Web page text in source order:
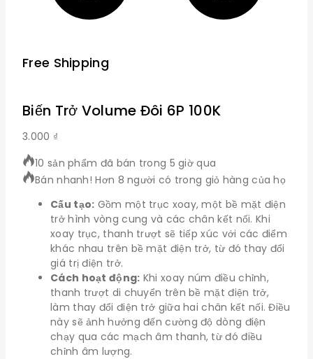
Free Shipping
Biến Trở Volume Đôi 6P 100K
3.000 ₫
10 sản phẩm đã bán trong 5 giờ qua
Bán nhanh! Hơn 8 người có trong giỏ hàng của họ
Cấu tạo: Gồm một trục xoay, một bề mặt điện
trở hình vòng cung và các chân kết nối. Khi
xoay trục, thanh trượt sẽ tiếp xúc với các điểm
khác nhau trên bề mặt điện trở, từ đó thay đổi
giá trị điện trở.
Cách hoạt động: Khi xoay núm điều chỉnh,
thanh trượt di chuyển trên bề mặt điện trở,
làm thay đổi điện trở giữa hai chân kết nối. Điều
này sẽ ảnh hưởng đến cường độ dòng điện
chạy qua các mạch âm thanh, từ đó điều
chỉnh âm lượng.